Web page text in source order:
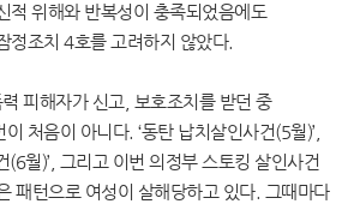
적 위해와 반복성이 충족되었음에도
정조치 4호를 고려하지 않았다.
피해자가 신고, 보호조치를 받던 중
처음이 아니다. ‘동탄 납치살인사건(5월)’,
(6월)’, 그리고 이번 의정부 스토킹 살인사건
패턴으로 여성이 살해당하고 있다. 그때마다